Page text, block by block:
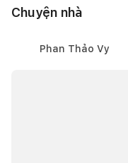
Chuyện nhà
Phan Thảo Vy